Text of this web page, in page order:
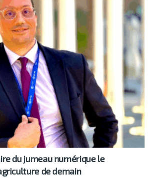
du jumeau numérique le
de demain